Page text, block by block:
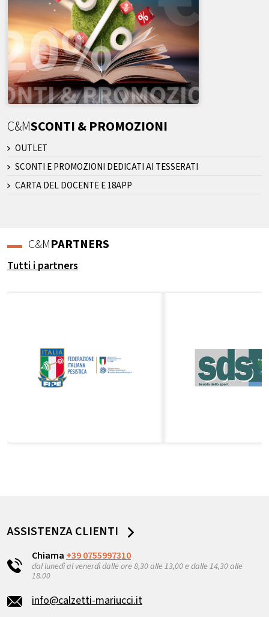
C&MSCONTI & PROMOZIONI
OUTLET
SCONTI E PROMOZIONI DEDICATI AI TESSERATI
CARTA DEL DOCENTE E 18APP
C&MPARTNERS
Tutti i partners
ASSISTENZA CLIENTI
Chiama +39 0755997310
dal lunedì al venerdì dalle ore 8,30 alle 13,00 e dalle 14,30 alle
18.00
info@calzetti-mariucci.it